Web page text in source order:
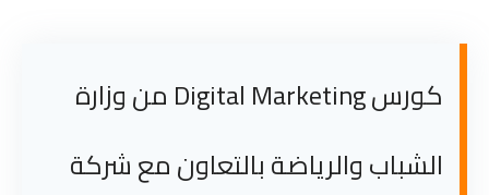
كورس Digital Marketing من وزارة
الشباب والرياضة بالتعاون مع شركة